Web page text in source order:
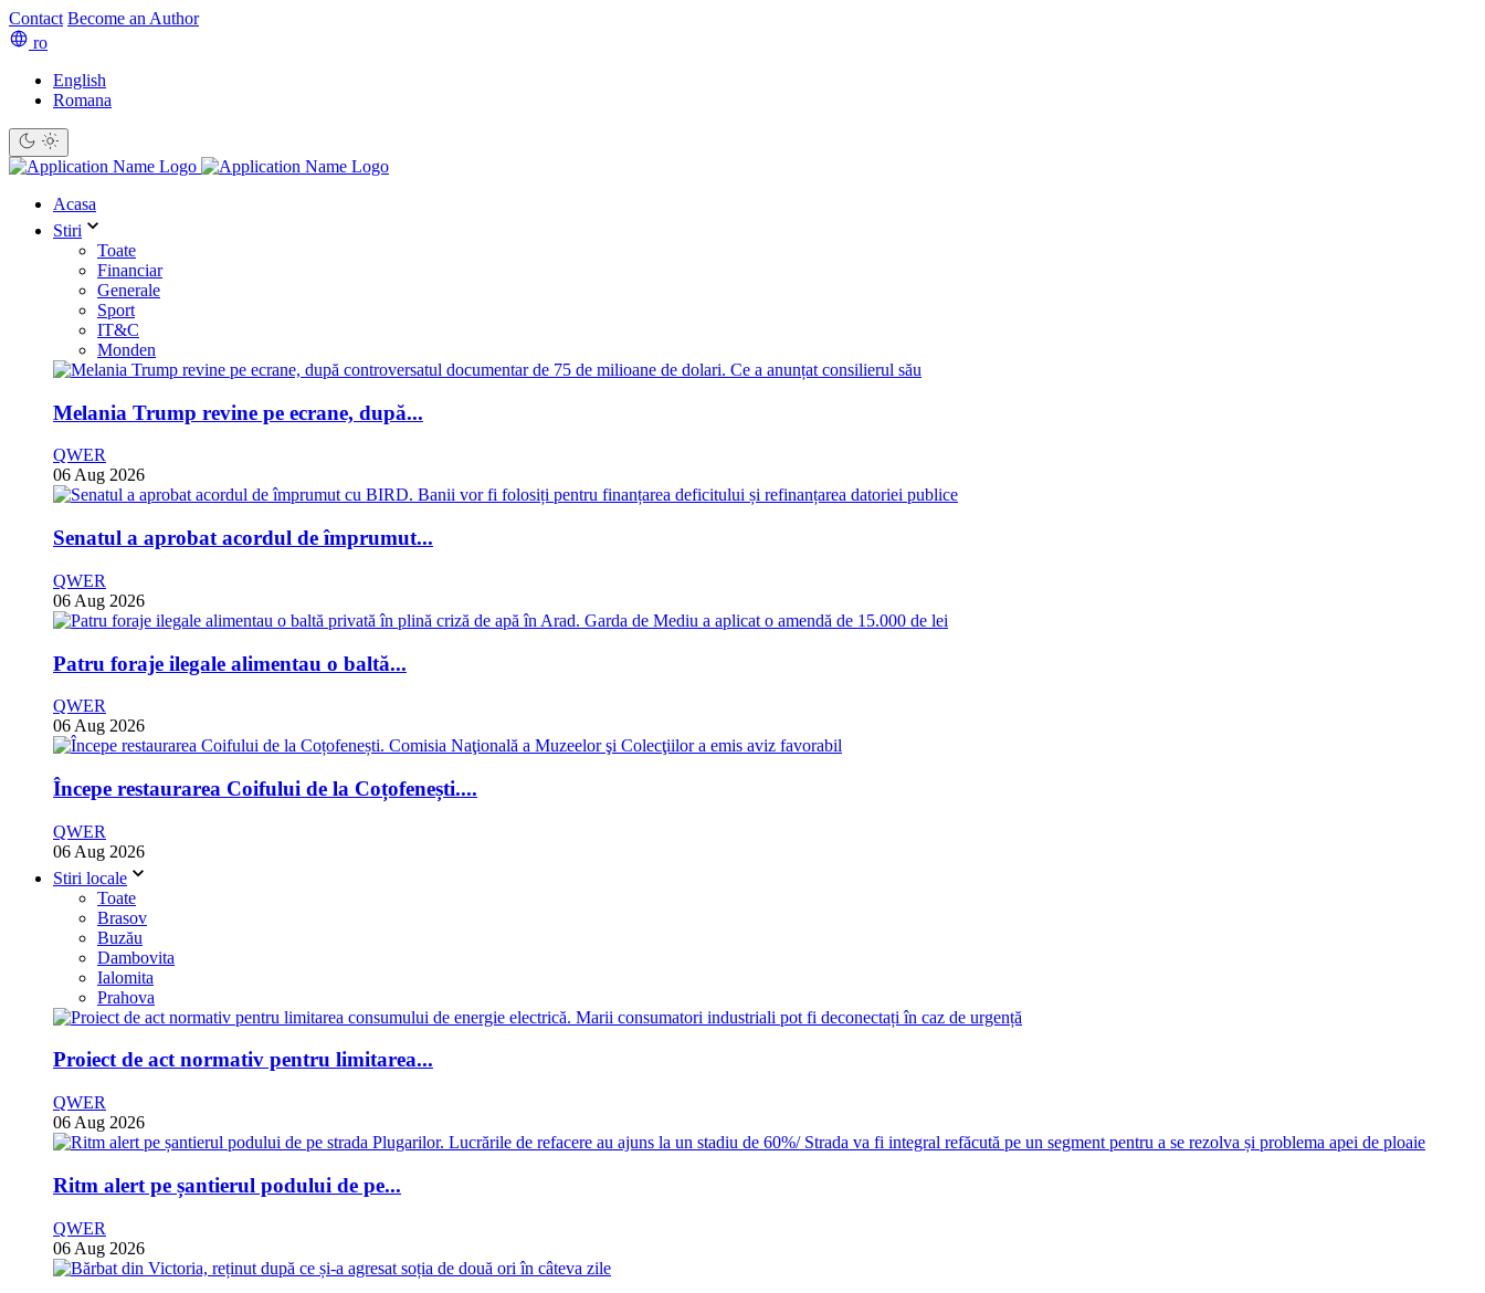
Contact Become an Author
ro
English
Romana
Acasa
Stiri
Toate
Financiar
Generale
Sport
IT&C
Monden
Melania Trump revine pe ecrane, după...
QWER
06 Aug 2026
Senatul a aprobat acordul de împrumut...
QWER
06 Aug 2026
Patru foraje ilegale alimentau o baltă...
QWER
06 Aug 2026
Începe restaurarea Coifului de la Coțofenești....
QWER
06 Aug 2026
Stiri locale
Toate
Brasov
Buzău
Dambovita
Ialomita
Prahova
Proiect de act normativ pentru limitarea...
QWER
06 Aug 2026
Ritm alert pe șantierul podului de pe...
QWER
06 Aug 2026